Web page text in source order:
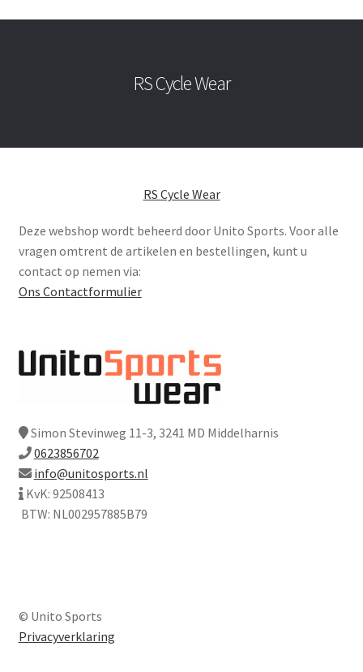
RS Cycle Wear
RS Cycle Wear
Deze webshop wordt beheerd door Unito Sports. Voor alle
vragen omtrent de artikelen en bestellingen, kunt u
contact op nemen via:
Ons Contactformulier
Simon Stevinweg 11-3, 3241 MD Middelharnis
0623856702
info@unitosports.nl
KvK: 92508413
BTW: NL002957885B79
© Unito Sports
Privacyverklaring